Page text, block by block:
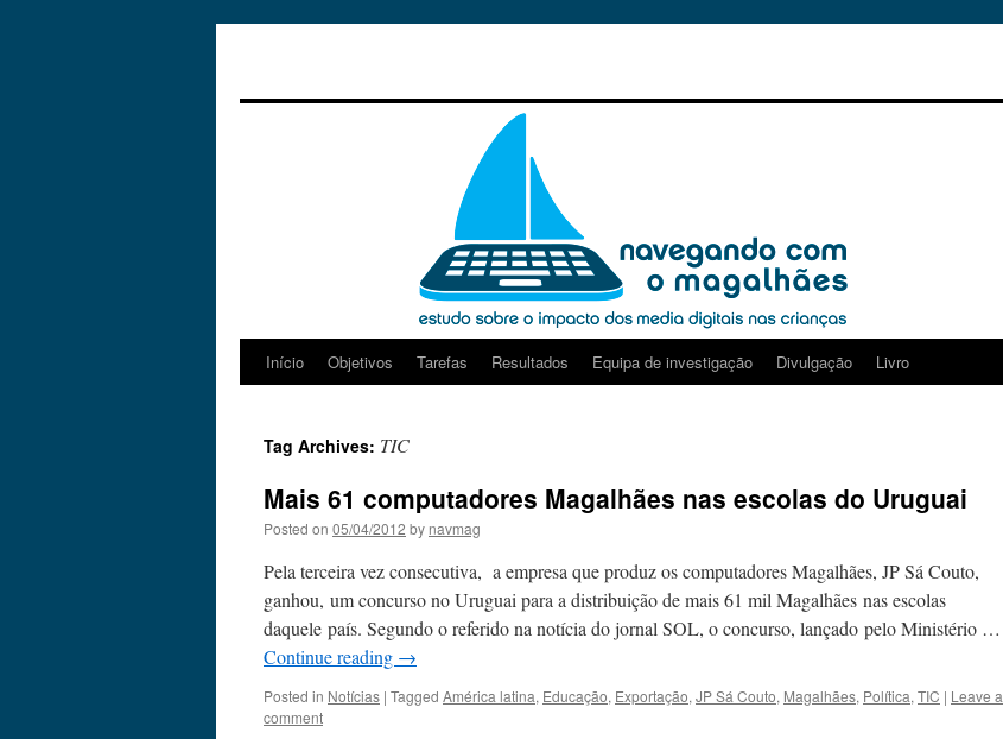
Skip
content
Início Objetivos Tarefas Resultados Equipa de investigação Divulgação Livro
Tag Archives: TIC
Mais 61 computadores Magalhães nas escolas do Uruguai
Posted on 05/04/2012 by navmag
Pela terceira vez consecutiva, a empresa que produz os computadores Magalhães, JP Sá Couto,
ganhou, um concurso no Uruguai para a distribuição de mais 61 mil Magalhães nas escolas
daquele país. Segundo o referido na notícia do jornal SOL, o concurso, lançado pelo Ministério …
Continue reading →
Posted in Notícias | Tagged América latina, Educação, Exportação, JP Sá Couto, Magalhães, Política, TIC | Leave a
comment